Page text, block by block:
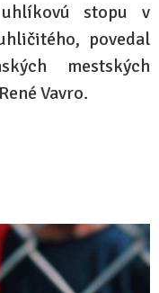
stopu v
povedal
mestských
Vavro.